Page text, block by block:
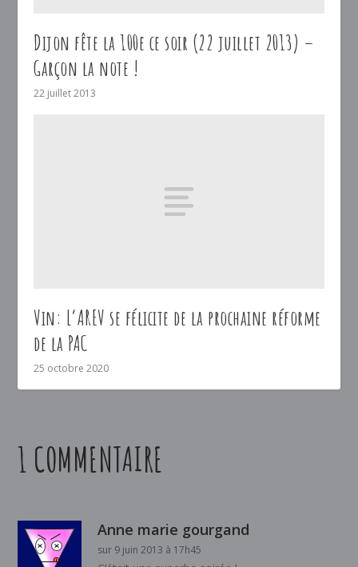
Dijon fête la 100e ce soir (22 juillet 2013) –
Garçon la note !
22 juillet 2013
Vin: L’AREV se félicite de la prochaine réforme
de la PAC
25 octobre 2020
1 COMMENTAIRE
Anne marie gourgand
sur 9 juin 2013 à 17h45